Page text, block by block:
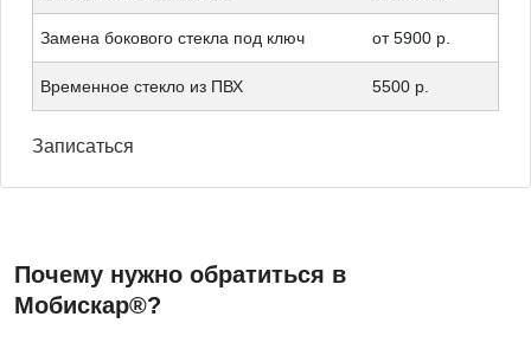
Замена бокового стекла под ключ от 5900 р.
Временное стекло из ПВХ 5500 р.
Записаться
Почему нужно обратиться в
Мобискар®?